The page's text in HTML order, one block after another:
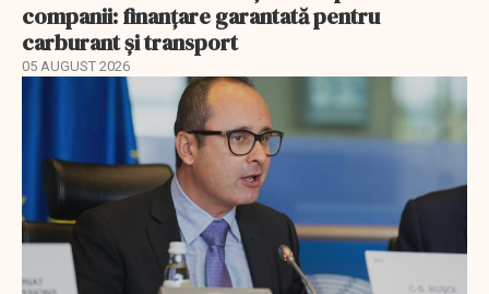
companii: finanțare garantată pentru
carburant și transport
05 AUGUST 2026